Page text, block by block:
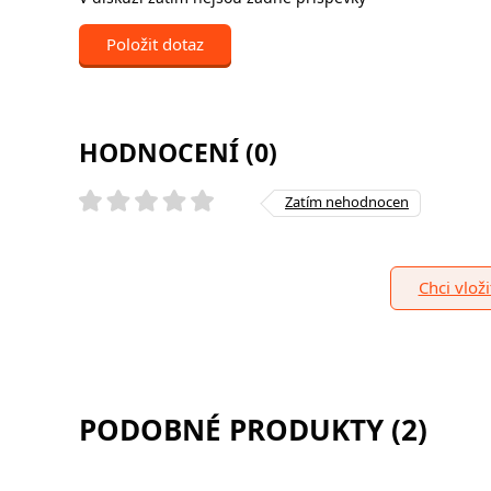
Položit dotaz
HODNOCENÍ (0)
Zatím nehodnocen
Chci
PODOBNÉ PRODUKTY (2)